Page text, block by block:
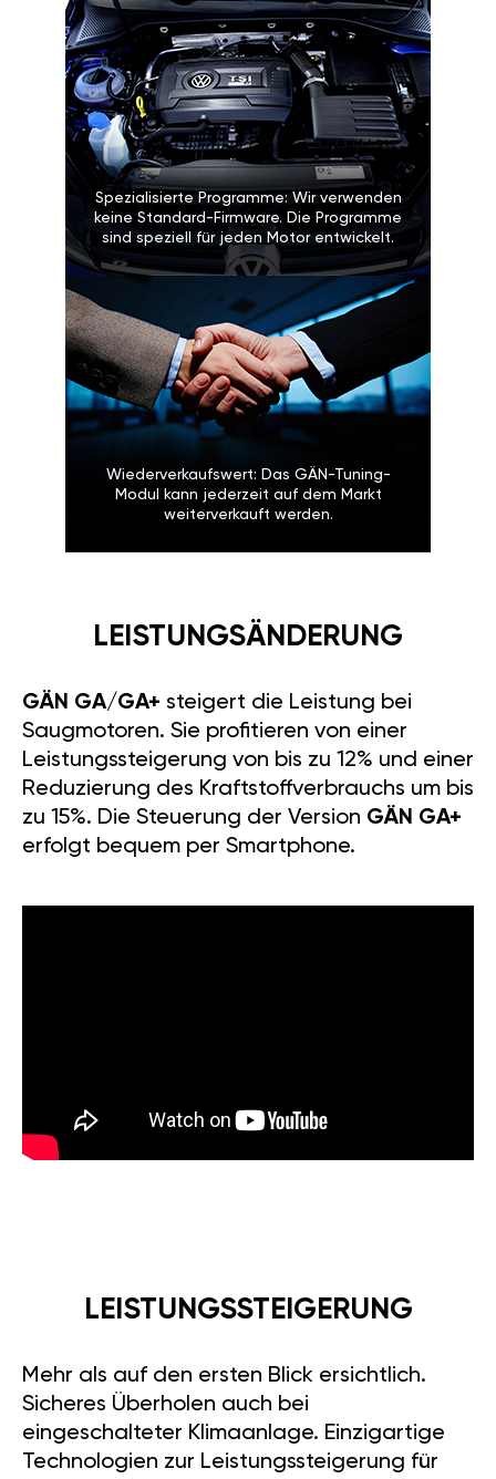
Spezialisierte Programme: Wir verwenden
keine Standard-Firmware. Die Programme
sind speziell für jeden Motor entwickelt.
Wiederverkaufswert: Das GÄN-Tuning-
Modul kann jederzeit auf dem Markt
weiterverkauft werden.
LEISTUNGSÄNDERUNG
GÄN GA/GA+ steigert die Leistung bei
Saugmotoren. Sie profitieren von einer
Leistungssteigerung von bis zu 12% und einer
Reduzierung des Kraftstoffverbrauchs um bis
zu 15%. Die Steuerung der Version GÄN GA+
erfolgt bequem per Smartphone.
LEISTUNGSSTEIGERUNG
Mehr als auf den ersten Blick ersichtlich.
Sicheres Überholen auch bei
eingeschalteter Klimaanlage. Einzigartige
Technologien zur Leistungssteigerung für